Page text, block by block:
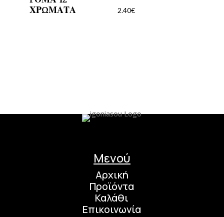
ΧΡΩΜΑΤΑ
2.40€
Μενού
Αρχική
Προϊόντα
Καλάθι
Επικοινωνία